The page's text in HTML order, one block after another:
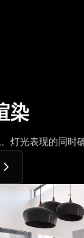
染
灯光表现的同时